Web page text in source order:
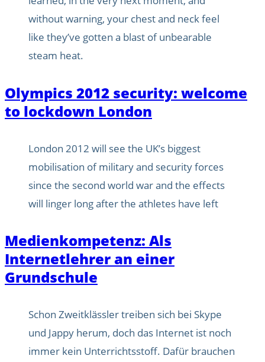
without warning, your chest and neck feel
like they’ve gotten a blast of unbearable
steam heat.
Olympics 2012 security: welcome
to lockdown London
London 2012 will see the UK’s biggest
mobilisation of military and security forces
since the second world war and the effects
will linger long after the athletes have left
Medienkompetenz: Als
Internetlehrer an einer
Grundschule
Schon Zweitklässler treiben sich bei Skype
und Jappy herum, doch das Internet ist noch
immer kein Unterrichtsstoff. Dafür brauchen